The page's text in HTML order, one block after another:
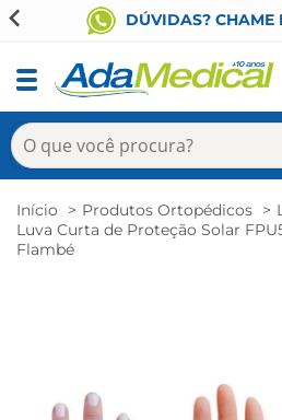
DÚVIDAS? CHAME
Início Produtos Ortopédicos
Luva Curta de Proteção Solar
Flambé